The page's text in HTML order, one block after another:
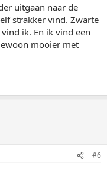
uitgaan naar de
strakker vind. Zwarte
ik. En ik vind een
mooier met
#6